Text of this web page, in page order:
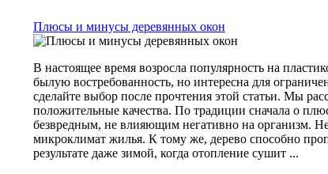
Плюсы и минусы деревянных окон
В настоящее время возросла популярность на
былую востребованность, но интересна для
сделайте выбор после прочтения этой статьи. Мы
положительные качества. По традиции сначала о
безвредным, не влияющим негативно на организм.
микроклимат жилья. К тому же, дерево способно
результате даже зимой, когда отопление сушит ...